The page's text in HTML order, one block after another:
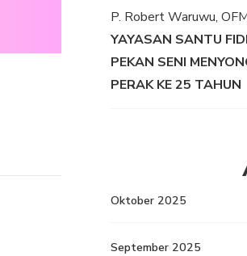
P. Robert Waruwu,
YAYASAN SANTU
PEKAN SENI
PERAK KE 25 TAHUN
Oktober 2025
September 2025